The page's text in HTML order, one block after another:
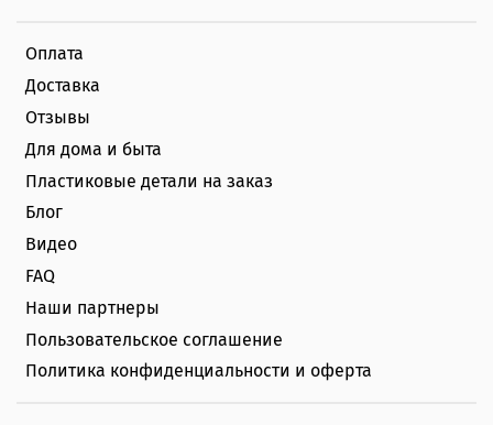
Оплата
Доставка
Отзывы
Для дома и быта
Пластиковые детали на заказ
Блог
Видео
FAQ
Наши партнеры
Пользовательское соглашение
Политика конфиденциальности и оферта